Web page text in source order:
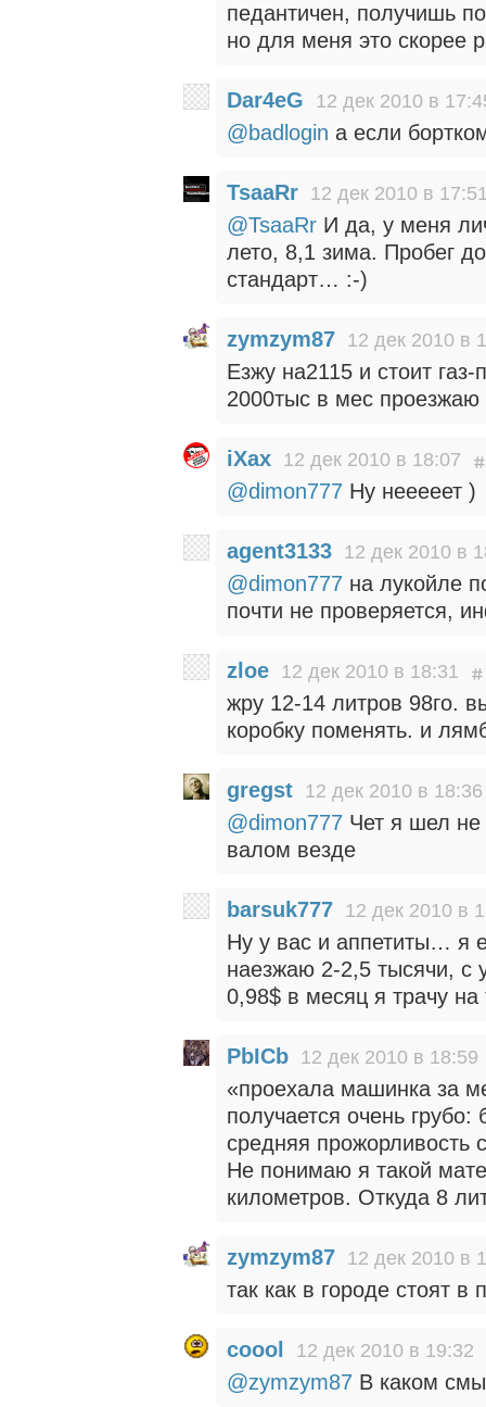
педантичен, получишь
но для меня это скорее
Dar4eG 12 дек 2010 в
@badlogin а если
TsaaRr 12 дек 2010 в
@TsaaRr И да, у меня
лето, 8,1 зима. Пробег
стандарт… :-)
zymzym87 12 дек 2010 в
Езжу на2115 и стоит
2000тыс в мес
iXax 12 дек 2010 в 18:07
@dimon777 Ну нееееет )
agent3133 12 дек 2010 в
@dimon777 на лукойле
почти не проверяется,
zloe 12 дек 2010 в 18:31
жру 12-14 литров 98го.
коробку поменять. и
gregst 12 дек 2010 в 18:36
@dimon777 Чет я шел не
валом везде
barsuk777 12 дек 2010 в
Ну у вас и аппетиты… я
наезжаю 2-2,5 тысячи, с
0,98$ в месяц я трачу
PbICb 12 дек 2010 в 18:59
«проехала машинка за
получается очень
средняя прожорливость
Не понимаю я такой
километров. Откуда 8
zymzym87 12 дек 2010 в
так как в городе стоят в
coool 12 дек 2010 в 19:32
@zymzym87 В каком